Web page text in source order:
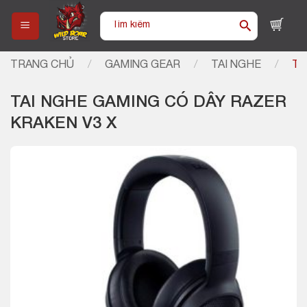
content
Tìm
TRANG CHỦ / GAMING GEAR / TAI NGHE /
TAI NGHE GAMING CÓ DÂY RAZER
KRAKEN V3 X